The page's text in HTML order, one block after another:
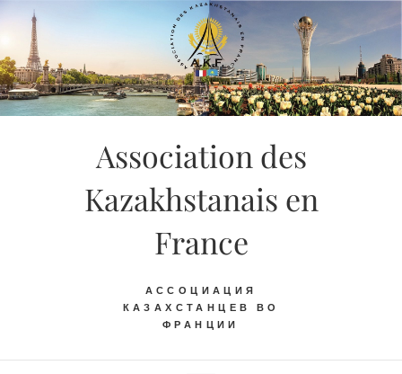
Skip
content
Association des
Kazakhstanais en
France
АССОЦИАЦИЯ
КАЗАХСТАНЦЕВ ВО
ФРАНЦИИ